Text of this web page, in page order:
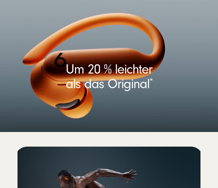
Um 20 % leichter
als das Original*